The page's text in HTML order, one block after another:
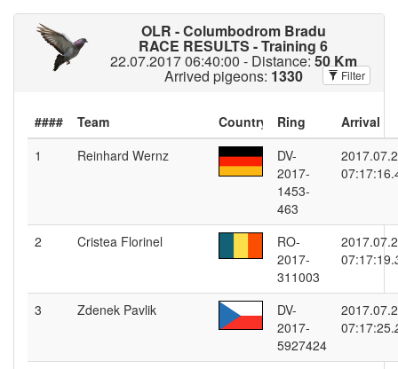
OLR - Columbodrom Bradu
RACE RESULTS - Training 6
22.07.2017 06:40:00 - Distance:50 Km
Arrived pigeons: 1330 Filter
####
1
Reinhard Wernz
DV-
2017-
1453-
463
07:17:16.
2 Cristea Florinel
RO-
2017-
311003
07:17:19.
3 Zdenek Pavlik
DV-
2017-
5927424
07:17:25.